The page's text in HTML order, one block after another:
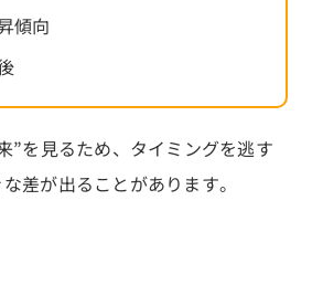
傾向
”を見るため、タイミングを逃す
差が出ることがあります。